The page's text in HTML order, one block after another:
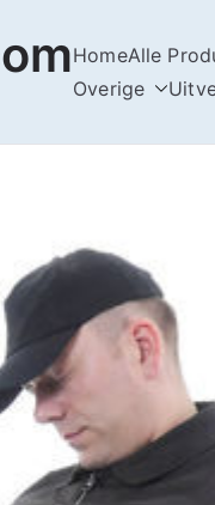
HomeAlle
Overige